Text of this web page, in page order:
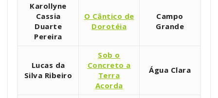
Karollyne
Cassia
Duarte
Pereira
O Cântico de
Dorotéia
Campo
Grande
Lucas da
Silva Ribeiro
Sob o
Concreto a
Terra
Acorda
Água Clara